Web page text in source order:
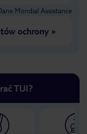
Mondial Assistance
ochrony»
TUI?